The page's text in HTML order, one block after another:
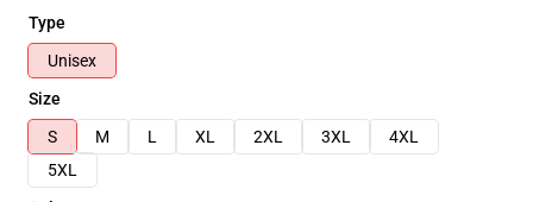
Type
Unisex
Size
S
M L XL 2XL 3XL
4XL
5XL